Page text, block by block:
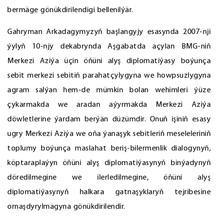
bermäge gönükdirilendigi bellenilýär.
Gahryman Arkadagymyzyň başlangyjy esasynda 2007-nji
ýylyň 10-njy dekabrynda Aşgabatda açylan BMG-niň
Merkezi Aziýa üçin öňüni alyş diplomatiýasy boýunça
sebit merkezi sebitiň parahatçylygyna we howpsuzlygyna
agram salýan hem-de mümkin bolan wehimleri ýüze
çykarmakda we aradan aýyrmakda Merkezi Aziýa
döwletlerine ýardam berýän düzümdir. Onuň işiniň esasy
ugry Merkezi Aziýa we oňa ýanaşyk sebitleriň meseleleriniň
toplumy boýunça maslahat beriş-bilermenlik dialogynyň,
köptaraplaýyn öňüni alyş diplomatiýasynyň binýadynyň
döredilmegine we ilerledilmegine, öňüni alyş
diplomatiýasynyň halkara gatnaşyklaryň tejribesine
ornaşdyrylmagyna gönükdirilendir.